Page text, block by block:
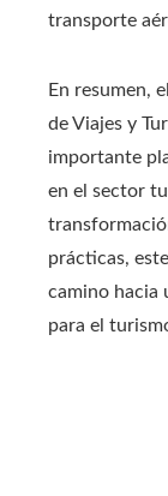
transporte
En resumen,
de Viajes y
importante
en el sector
prácticas,
camino hacia
para el